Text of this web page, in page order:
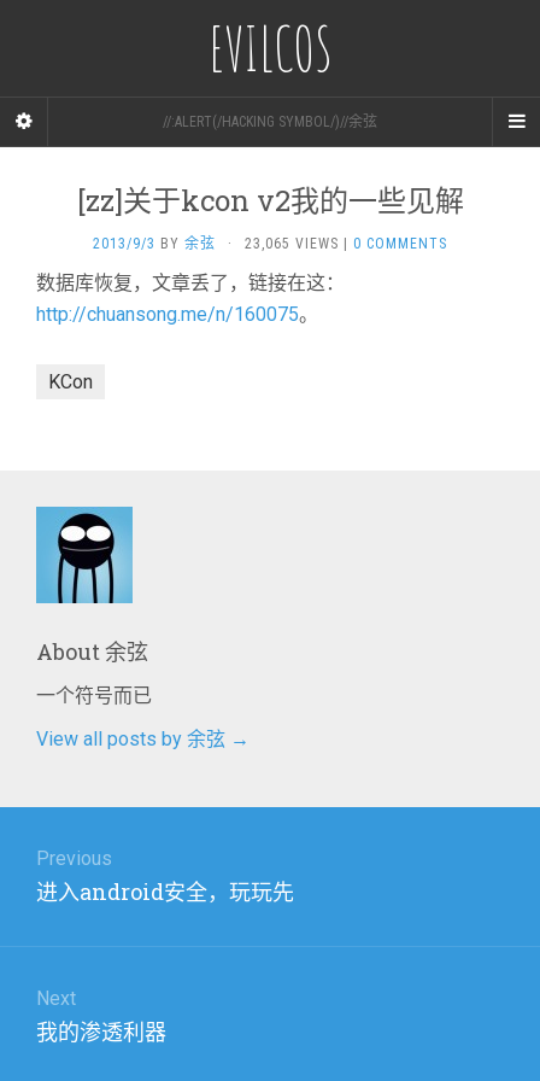
EVILCOS
//:ALERT(/HACKING SYMBOL/)//余弦
[zz]关于kcon v2我的一些见解
2013/9/3 BY 余弦 · 23,065 VIEWS 0 COMMENTS
数据库恢复，文章丢了，链接在这：
http://chuansong.me/n/160075。
KCon
About余弦
一个符号而已
View all posts by 余弦 →
Previous
Previous
进入android安全，玩玩先
Next
Next
我的渗透利器